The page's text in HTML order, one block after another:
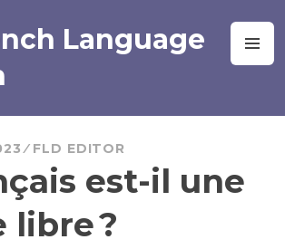
Language
FLD EDITOR
est-il une
libre ?